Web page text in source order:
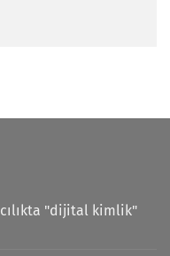
"dijital kimlik"